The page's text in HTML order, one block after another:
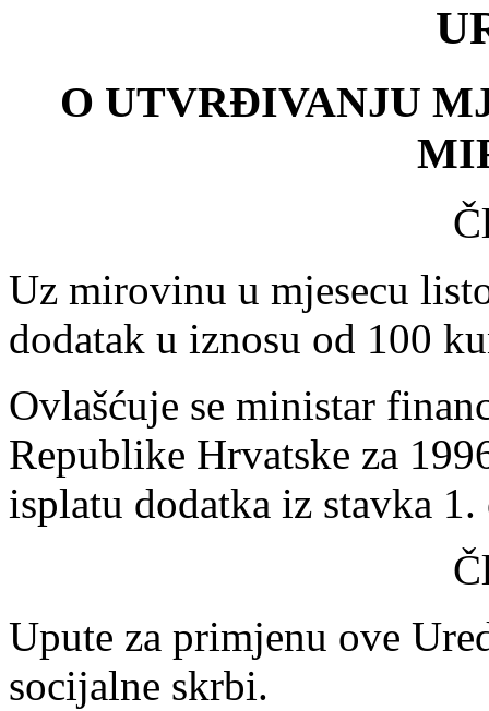
O UTVRĐIVANJU
Uz mirovinu u mjesecu
dodatak u iznosu od 100
Ovlašćuje se ministar
Republike Hrvatske za
isplatu dodatka iz stavka
Upute za primjenu ove
socijalne skrbi.